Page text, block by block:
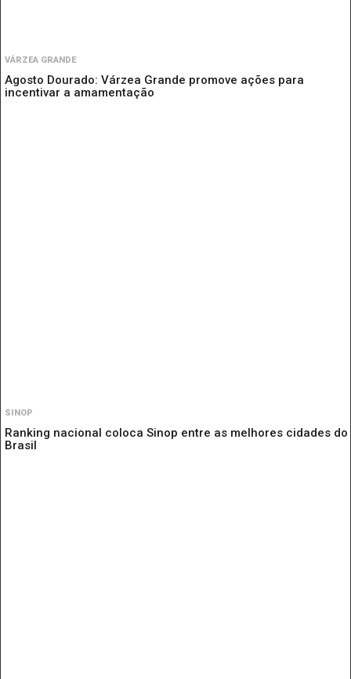
VÁRZEA GRANDE
Agosto Dourado: Várzea Grande promove ações para
incentivar a amamentação
SINOP
Ranking nacional coloca Sinop entre as melhores cidades do
Brasil